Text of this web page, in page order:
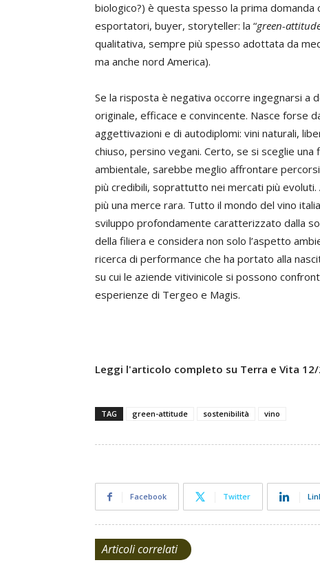
biologico?) è questa spesso la prima
esportatori, buyer, storyteller: la “green-
qualitativa, sempre più spesso adottata da
ma anche nord America).
Se la risposta è negativa occorre ingegnarsi a
originale, efficace e convincente. Nasce forse
aggettivazioni e di autodiplomi: vini naturali,
chiuso, persino vegani. Certo, se si sceglie
ambientale, sarebbe meglio affrontare
più credibili, soprattutto nei mercati più evoluti.
più una merce rara. Tutto il mondo del vino
sviluppo profondamente caratterizzato dalla
della filiera e considera non solo l’aspetto
ricerca di performance che ha portato alla
su cui le aziende vitivinicole si possono
esperienze di Tergeo e Magis.
Leggi l'articolo completo su Terra e Vita 12/
TAG green-attitude sostenibilità vino
Facebook Twitter
Articoli correlati